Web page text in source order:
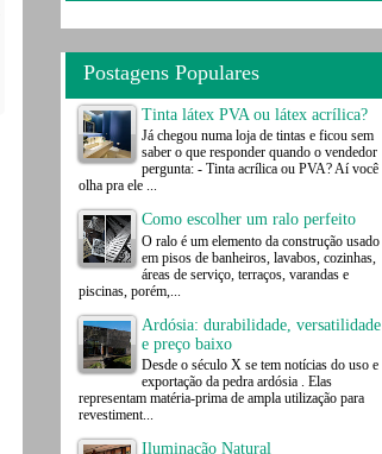
Postagens Populares
Tinta látex PVA ou látex acrílica?
Já chegou numa loja de tintas e ficou sem
saber o que responder quando o vendedor
pergunta: - Tinta acrílica ou PVA? Aí você
olha pra ele ...
Como escolher um ralo perfeito
O ralo é um elemento da construção usado
em pisos de banheiros, lavabos, cozinhas,
áreas de serviço, terraços, varandas e
piscinas, porém,...
Ardósia: durabilidade, versatilidade
e preço baixo
Desde o século X se tem notícias do uso e
exportação da pedra ardósia . Elas
representam matéria-prima de ampla utilização para
revestiment...
Iluminação Natural